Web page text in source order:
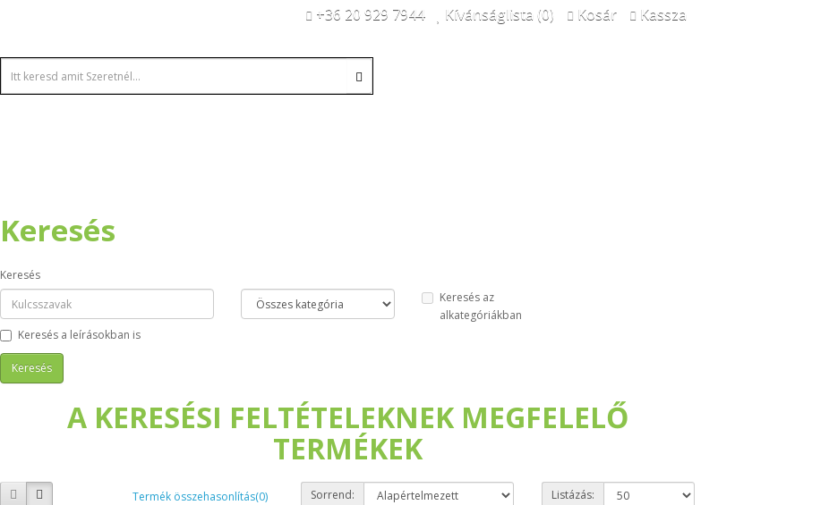
+36 20 929 7944 Kívánságlista (0) Kosár Kassza
Keresés
Keresés
Keresés az
alkategóriákban
Keresés a leírásokban is
A KERESÉSI FELTÉTELEKNEK MEGFELELŐ
TERMÉKEK
Termék összehasonlítás(0) Sorrend: Listázás: